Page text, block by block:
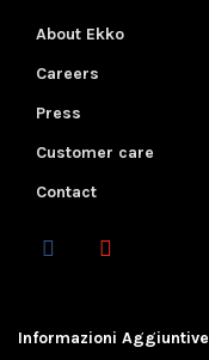
About Ekko
Careers
Press
Customer care
Contact
Informazioni Aggiuntive